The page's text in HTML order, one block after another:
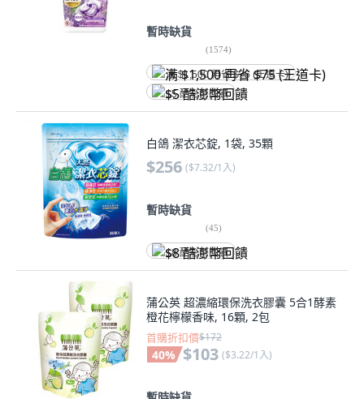
暫時缺貨
(1574)
满 $1,500 再省 $75 (王道卡)
$5 酷澎幣回饋
白鴿 潔衣芯錠, 1袋, 35顆
$256 ($7.32/1入)
暫時缺貨
(45)
$8 酷澎幣回饋
蒲公英 超濃縮環保洗衣膠囊 5合1酵素
橙花檸檬香味, 16顆, 2包
首購折扣價$172
40% $103 ($3.22/1入)